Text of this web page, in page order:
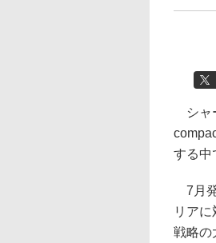
シャ
する中
7月
リア
戦略の